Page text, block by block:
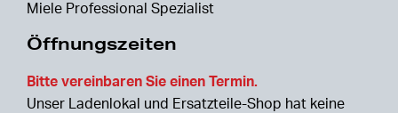
Miele Professional Spezialist
Öffnungszeiten
Bitte vereinbaren Sie einen Termin.
Unser Ladenlokal und Ersatzteile-Shop hat keine